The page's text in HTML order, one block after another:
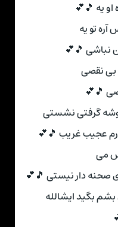
یه 🎵💕
تو یه
نباشی 🎵💕
بی نقصی
🎵💕
گرفتی نشستی
عجیب غریب 🎵💕
می
صحنه دار نیستی 🎵💕
بگید ایشالله